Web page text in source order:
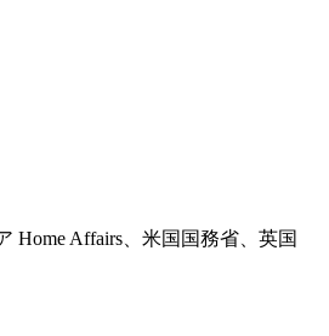
Home Affairs、米国国務省、英国